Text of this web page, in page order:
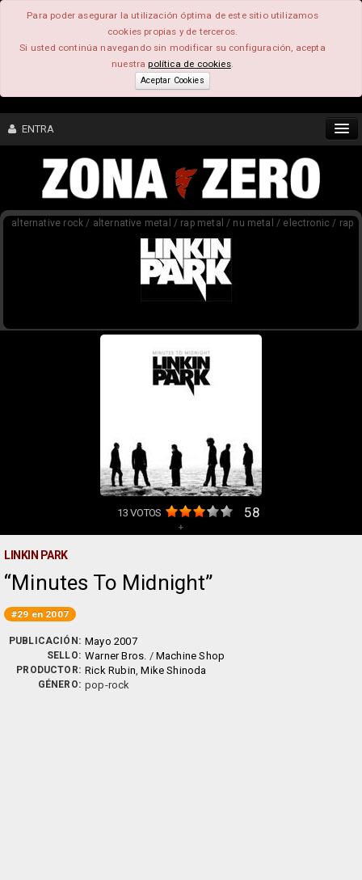
Para poder asegurar la utilización óptima de este sitio utilizamos
cookies propias y de terceros.
Si usted continúa navegando sin modificar su configuración, acepta
nuestrapolítica de cookies.
Aceptar Cookies
ENTRA
CONTENIDO
alternative rock / alternative metal / rap metal / nu metal / electronic / rap
13VOTOS 58
+
LINKIN PARK
Minutes To Midnight
#29 en 2007
PUBLICACIÓN: Mayo 2007
SELLO: Warner Bros. / Machine Shop
PRODUCTOR: Rick Rubin,Mike Shinoda
GÉNERO: pop-rock